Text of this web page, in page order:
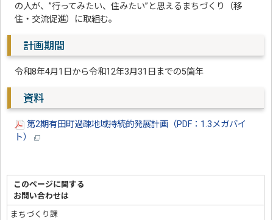
の人が、”行ってみたい、住みたい”と思えるまちづくり（移
住・交流促進）に取組む。
計画期間
令和8年4月1日から令和12年3月31日までの5箇年
資料
第2期有田町過疎地域持続的発展計画（PDF：1.3メガバイ
ト）
このページに関する
お問い合わせは
まちづくり課